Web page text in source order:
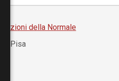
Edizioni della Normale
Pisa